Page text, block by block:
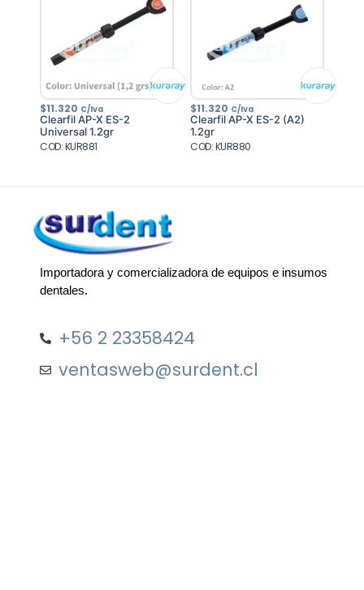
$11.320 C/Iva
Clearfil AP-X ES-2
Universal 1.2gr
COD: KUR881
$11.320 C/Iva
Clearfil AP-X ES-2 (A2)
1.2gr
COD: KUR880
Importadora y comercializadora de equipos e insumos
dentales.
+56 2 23358424
ventasweb@surdent.cl